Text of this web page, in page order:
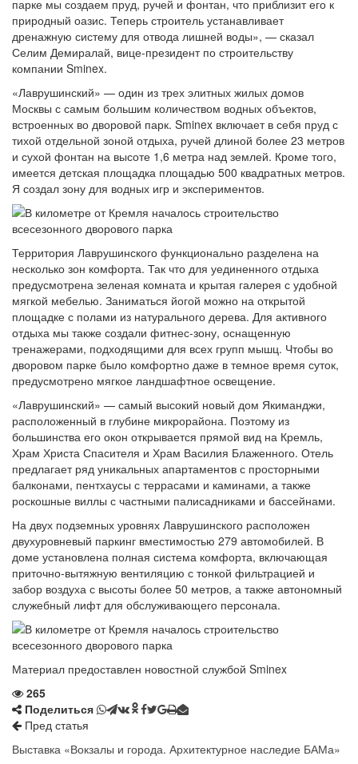
парке мы создаем пруд, ручей и фонтан, что приблизит его к
природный оазис. Теперь строитель устанавливает
дренажную систему для отвода лишней воды», — сказал
Селим Демиралай, вице-президент по строительству
компании Sminex.
«Лаврушинский» — один из трех элитных жилых домов
Москвы с самым большим количеством водных объектов,
встроенных во дворовой парк. Sminex включает в себя пруд с
тихой отдельной зоной отдыха, ручей длиной более 23 метров
и сухой фонтан на высоте 1,6 метра над землей. Кроме того,
имеется детская площадка площадью 500 квадратных метров.
Я создал зону для водных игр и экспериментов.
Территория Лаврушинского функционально разделена на
несколько зон комфорта. Так что для уединенного отдыха
предусмотрена зеленая комната и крытая галерея с удобной
мягкой мебелью. Заниматься йогой можно на открытой
площадке с полами из натурального дерева. Для активного
отдыха мы также создали фитнес-зону, оснащенную
тренажерами, подходящими для всех групп мышц. Чтобы во
дворовом парке было комфортно даже в темное время суток,
предусмотрено мягкое ландшафтное освещение.
«Лаврушинский» — самый высокий новый дом Якиманджи,
расположенный в глубине микрорайона. Поэтому из
большинства его окон открывается прямой вид на Кремль,
Храм Христа Спасителя и Храм Василия Блаженного. Отель
предлагает ряд уникальных апартаментов с просторными
балконами, пентхаусы с террасами и каминами, а также
роскошные виллы с частными палисадниками и бассейнами.
На двух подземных уровнях Лаврушинского расположен
двухуровневый паркинг вместимостью 279 автомобилей. В
доме установлена ​​полная система комфорта, включающая
приточно-вытяжную вентиляцию с тонкой фильтрацией и
забор воздуха с высоты более 50 метров, а также автономный
служебный лифт для обслуживающего персонала.
Материал предоставлен новостной службой Sminex
265
Поделиться
Пред статья
Выставка «Вокзалы и города. Архитектурное наследие БАМа»